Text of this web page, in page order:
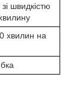
швидкістю
хвилин на